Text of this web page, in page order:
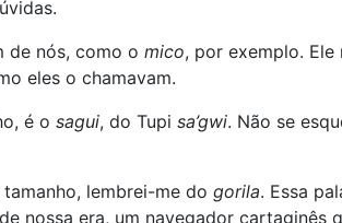
de nós, como o mico, por exemplo. Ele
eles o chamavam.
é o sagui, do Tupi sa’gwi. Não se
lembrei-me do gorila. Essa
nossa era, um navegador cartaginês